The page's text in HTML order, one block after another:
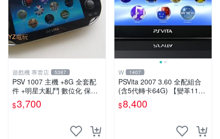
遊戲機 專賣店 5387
PSV 1007 主機 +8G 全套配
件 +明星大亂鬥 數位化 保修
一年 品質有保障
$3,700
W 1407
PSVita 2007 3.60 全配組合
(含5代轉卡64G) 【變革11】
破解改好 + 水晶殼 + 硬殼包
$8,400